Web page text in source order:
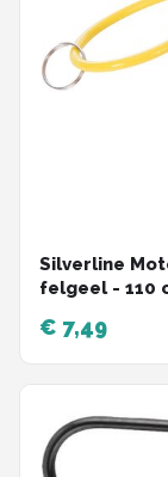
Silverline
felgeel - 110
€ 7,49